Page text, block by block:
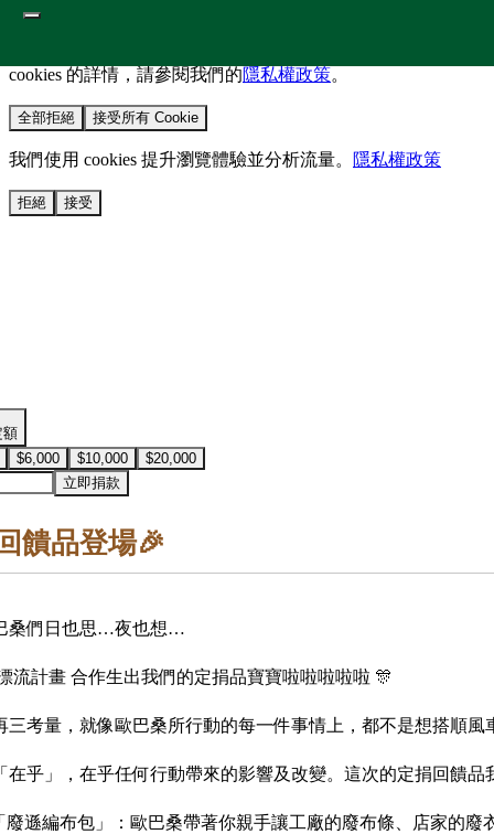
cookies 的詳情，請參閱我們的隱私權政策。
全部拒絕 接受所有 Cookie
我們使用 cookies 提升瀏覽體驗並分析流量。 隱私權政策
拒絕 接受
額
$6,000
$10,000
$20,000
立即捐款
饋品登場🎉
桑們日也思…夜也想…​
流計畫 合作生出我們的定捐品寶寶啦啦啦啦啦 ​🎊
三考量，​就像歐巴桑所行動的每一件事情上，​都不是想搭順風
在乎」，​在乎任何行動帶來的影響及改變。​這次的定捐回饋品
遜編布包」​：歐巴桑帶著你親手讓工廠的廢布條、店家的廢